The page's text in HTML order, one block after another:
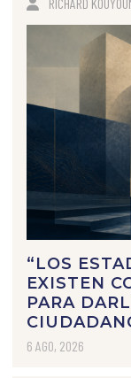
“LOS
EXISTEN
PARA
6 AGO, 2026